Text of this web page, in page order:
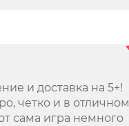
и доставка на 5+!
четко и в отличном
сама игра немного